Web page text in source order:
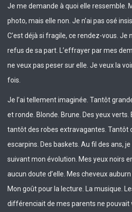
Je me demande à quoi elle ressemble.
photo, mais elle non. Je n’ai pas osé
C’est déjà si fragile, ce rendez-vous. Je
refus de sa part. L’effrayer par mes
ne veux pas peser sur elle. Je veux la
fois.
Je l’ai tellement imaginée. Tantôt
et ronde. Blonde. Brune. Des yeux
tantôt des robes extravagantes. Tantôt
escarpins. Des baskets. Au fil des ans,
suivant mon évolution. Mes yeux noirs
aucun doute d’elle. Mes cheveux
Mon goût pour la lecture. La musique.
différenciait de mes parents ne pouvait